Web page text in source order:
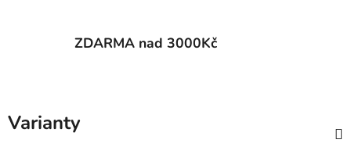
ZDARMA nad 3000Kč
Varianty